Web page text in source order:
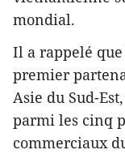
mondial.
Il a rappelé
premier
Asie du Sud-
parmi les cinq
commerciaux